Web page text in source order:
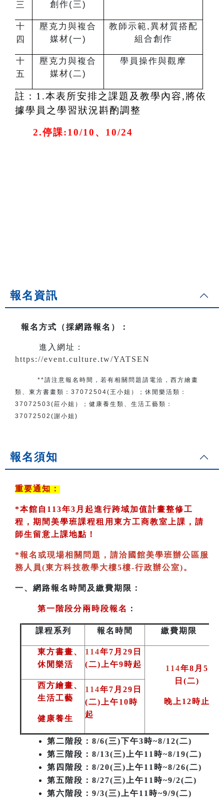
三 創作(三)
十
四
壓克力與複合
媒材(一)
教師示範,異材質搭配
組合創作
十
五
壓克力與複合
媒材(二 )
學員操作與觀摩
註：1.本表所安排之課題及教學內容,將依
據學員之學習狀況斟酌調整
2.停課:10/10、10/24
報名資訊
報名方式（採網路報名） ：
進入網址：
https://event.culture.tw/YATSEN
**請注意報名時間，若有相關問題 請電洽 ， 西方繪畫
類、東方書畫類： 37072504(王小姐） ； 休閒樂活類：
37072503(莊小姐）； 健康養生類、生活工藝類：
37072502(謝小姐)
報名須知
重要通知：
*本館自113年3月起進行跨域加值計畫整修工
程，期間美學班課程租用東方工商教室
上課，請
師生留意上課地點！
*報名或現場相關問題，請洽國館美學班辦公區服
務人員(東方科技教學大樓5樓-行政辦公室)。
一、 網路報名時間及繳費期限：
第一階段分兩時段報名 ：
課程系列 報名時間 繳費期限
東方書畫、
休閒樂活
114年7月29日
(二)上午9時起
114年8月5
日(二)
晚上12時止
西方繪畫、
生活工藝
健康養生
114年7月29日
(二)上午10時
起
第二階段 ：8/6(三)下午3時~8/12(二)
第三階段 ：8/13(三)上午11時~8/19(二)
第四階段：8/20(三)上午11時~8/26(二)
第五階段：8/27(三)上午11時~9/2(二)
第六階段：9/3(三)上午11時~9/9(二)